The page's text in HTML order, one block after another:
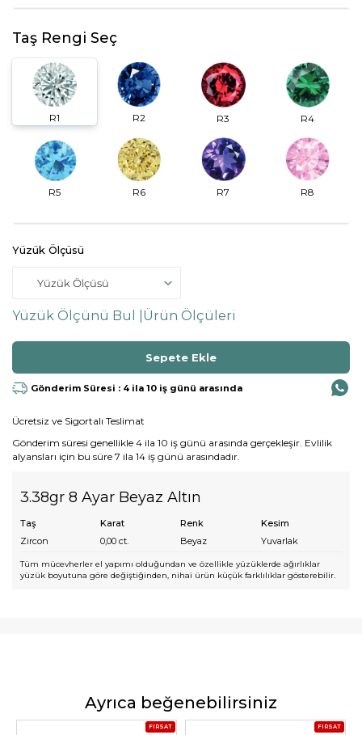
Taş Rengi Seç
R1 R2 R3 R4
R5 R6 R7 R8
Yüzük Ölçüsü
Yüzük Ölçünü Bul | Ürün Ölçüleri
Gönderim Süresi : 4 ila 10 iş günü arasında
Ücretsiz ve Sigortalı Teslimat
Gönderim süresi genellikle 4 ila 10 iş günü arasında gerçekleşir. Evlilik
alyansları için bu süre 7 ila 14 iş günü arasındadır.
3.38gr 8 Ayar Beyaz Altın
Taş Karat Renk
Kesim
Zircon
0,00 ct. Beyaz Yuvarlak
Tüm mücevherler el yapımı olduğundan ve özellikle yüzüklerde ağırlıklar
yüzük boyutuna göre değiştiğinden, nihai ürün küçük farklılıklar gösterebilir.
Ayrıca beğenebilirsiniz
FIRSAT FIRSAT